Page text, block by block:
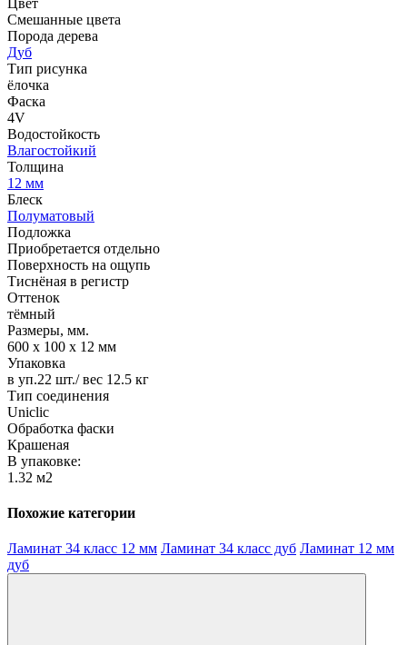
Смешанные цвета
Порода дерева
Дуб
Тип рисунка
ёлочка
Фаска
4V
Водостойкость
Влагостойкий
Толщина
12 мм
Блеск
Полуматовый
Подложка
Приобретается отдельно
Поверхность на ощупь
Тиснёная в регистр
Оттенок
тёмный
Размеры, мм.
600 х 100 х 12 мм
Упаковка
в уп.22 шт./ вес 12.5 кг
Тип соединения
Uniclic
Обработка фаски
Крашеная
В упаковке:
1.32 м2
Похожие категории
Ламинат 34 класс 12 мм Ламинат 34 класс дуб Ламинат 12 мм
дуб